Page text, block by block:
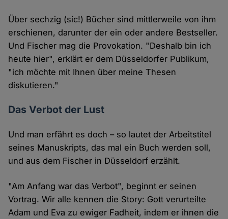
Über sechzig (sic!) Bücher sind mittlerweile von ihm
erschienen, darunter der ein oder andere Bestseller.
Und Fischer mag die Provokation. "Deshalb bin ich
heute hier", erklärt er dem Düsseldorfer Publikum,
"ich möchte mit Ihnen über meine Thesen
diskutieren."
Das Verbot der Lust
Und man erfährt es doch – so lautet der Arbeitstitel
seines Manuskripts, das mal ein Buch werden soll,
und aus dem Fischer in Düsseldorf erzählt.
"Am Anfang war das Verbot", beginnt er seinen
Vortrag. Wir alle kennen die Story: Gott verurteilte
Adam und Eva zu ewiger Fadheit, indem er ihnen die